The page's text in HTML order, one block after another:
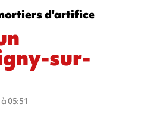
d'artifice
sur-
05:51